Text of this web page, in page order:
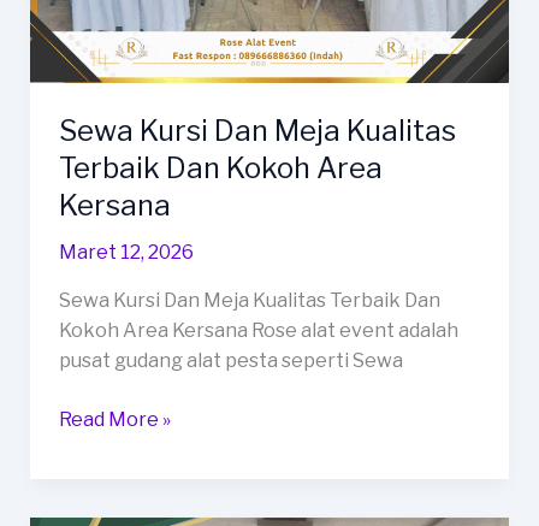
Sewa Kursi Dan Meja Kualitas
Terbaik Dan Kokoh Area
Kersana
Maret 12, 2026
Sewa Kursi Dan Meja Kualitas Terbaik Dan
Kokoh Area Kersana Rose alat event adalah
pusat gudang alat pesta seperti Sewa
Sewa
Read More »